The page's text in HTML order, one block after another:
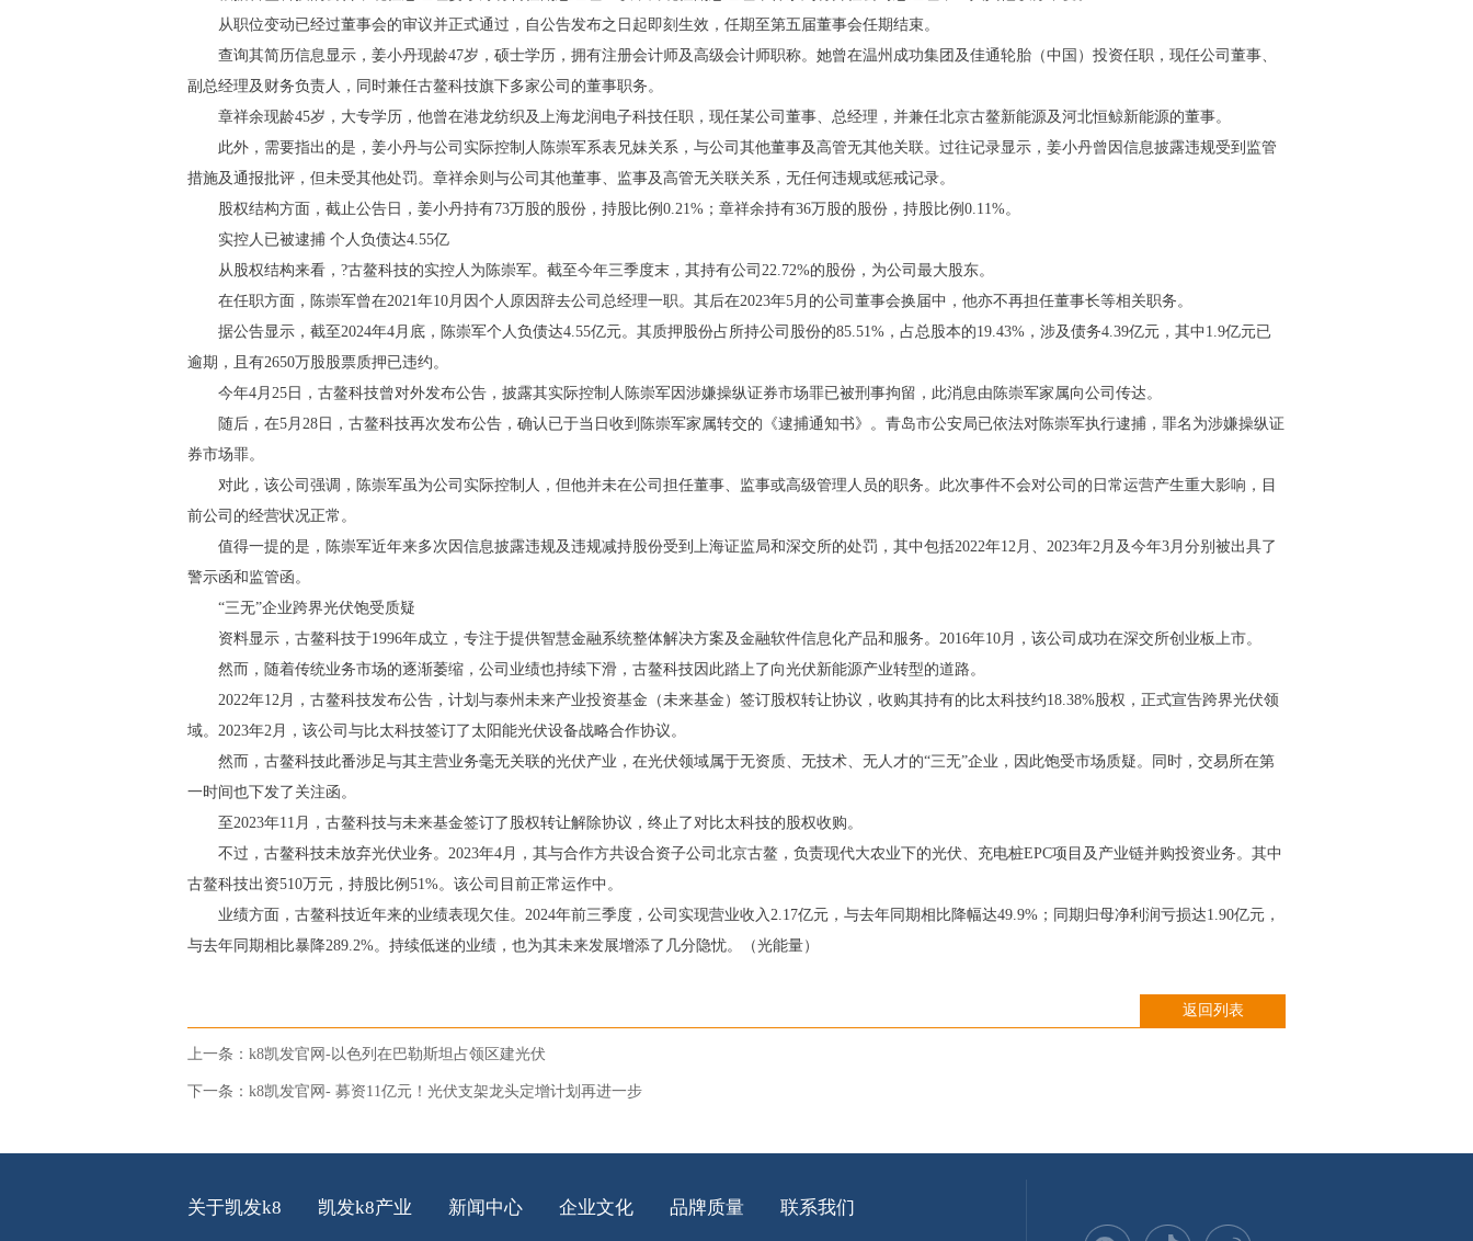
从职位变动已经过董事会的审议并正式通过，自公告发布之日起即刻生效，任期至第五届董事会任期结束。
查询其简历信息显示，姜小丹现龄47岁，硕士学历，拥有注册会计师及高级会计师职称。她曾在温州成功集团及佳通轮胎（中国）投资任职，现任公司董事、
副总经理及财务负责人，同时兼任古鳌科技旗下多家公司的董事职务。
章祥余现龄45岁，大专学历，他曾在港龙纺织及上海龙润电子科技任职，现任某公司董事、总经理，并兼任北京古鳌新能源及河北恒鲸新能源的董事。
此外，需要指出的是，姜小丹与公司实际控制人陈崇军系表兄妹关系，与公司其他董事及高管无其他关联。过往记录显示，姜小丹曾因信息披露违规受到监管
措施及通报批评，但未受其他处罚。章祥余则与公司其他董事、监事及高管无关联关系，无任何违规或惩戒记录。
股权结构方面，截止公告日，姜小丹持有73万股的股份，持股比例0.21%；章祥余持有36万股的股份，持股比例0.11%。
实控人已被逮捕 个人负债达4.55亿
从股权结构来看，?古鳌科技的实控人为陈崇军。截至今年三季度末，其持有公司22.72%的股份，为公司最大股东。
在任职方面，陈崇军曾在2021年10月因个人原因辞去公司总经理一职。其后在2023年5月的公司董事会换届中，他亦不再担任董事长等相关职务。
据公告显示，截至2024年4月底，陈崇军个人负债达4.55亿元。其质押股份占所持公司股份的85.51%，占总股本的19.43%，涉及债务4.39亿元，其中1.9亿元已
逾期，且有2650万股股票质押已违约。
今年4月25日，古鳌科技曾对外发布公告，披露其实际控制人陈崇军因涉嫌操纵证券市场罪已被刑事拘留，此消息由陈崇军家属向公司传达。
随后，在5月28日，古鳌科技再次发布公告，确认已于当日收到陈崇军家属转交的《逮捕通知书》。青岛市公安局已依法对陈崇军执行逮捕，罪名为涉嫌操纵证
券市场罪。
对此，该公司强调，陈崇军虽为公司实际控制人，但他并未在公司担任董事、监事或高级管理人员的职务。此次事件不会对公司的日常运营产生重大影响，目
前公司的经营状况正常。
值得一提的是，陈崇军近年来多次因信息披露违规及违规减持股份受到上海证监局和深交所的处罚，其中包括2022年12月、2023年2月及今年3月分别被出具了
警示函和监管函。
“三无”企业跨界光伏饱受质疑
资料显示，古鳌科技于1996年成立，专注于提供智慧金融系统整体解决方案及金融软件信息化产品和服务。2016年10月，该公司成功在深交所创业板上市。
然而，随着传统业务市场的逐渐萎缩，公司业绩也持续下滑，古鳌科技因此踏上了向光伏新能源产业转型的道路。
2022年12月，古鳌科技发布公告，计划与泰州未来产业投资基金（未来基金）签订股权转让协议，收购其持有的比太科技约18.38%股权，正式宣告跨界光伏领
域。2023年2月，该公司与比太科技签订了太阳能光伏设备战略合作协议。
然而，古鳌科技此番涉足与其主营业务毫无关联的光伏产业，在光伏领域属于无资质、无技术、无人才的“三无”企业，因此饱受市场质疑。同时，交易所在第
一时间也下发了关注函。
至2023年11月，古鳌科技与未来基金签订了股权转让解除协议，终止了对比太科技的股权收购。
不过，古鳌科技未放弃光伏业务。2023年4月，其与合作方共设合资子公司北京古鳌，负责现代大农业下的光伏、充电桩EPC项目及产业链并购投资业务。其中
古鳌科技出资510万元，持股比例51%。该公司目前正常运作中。
业绩方面，古鳌科技近年来的业绩表现欠佳。2024年前三季度，公司实现营业收入2.17亿元，与去年同期相比降幅达49.9%；同期归母净利润亏损达1.90亿元，
与去年同期相比暴降289.2%。持续低迷的业绩，也为其未来发展增添了几分隐忧。（光能量）
返回列表
上一条： k8凯发官网-以色列在巴勒斯坦占领区建光伏
下一条： k8凯发官网- 募资11亿元！光伏支架龙头定增计划再进一步
关于凯发k8 凯发k8产业 新闻中心 企业文化 品牌质量 联系我们